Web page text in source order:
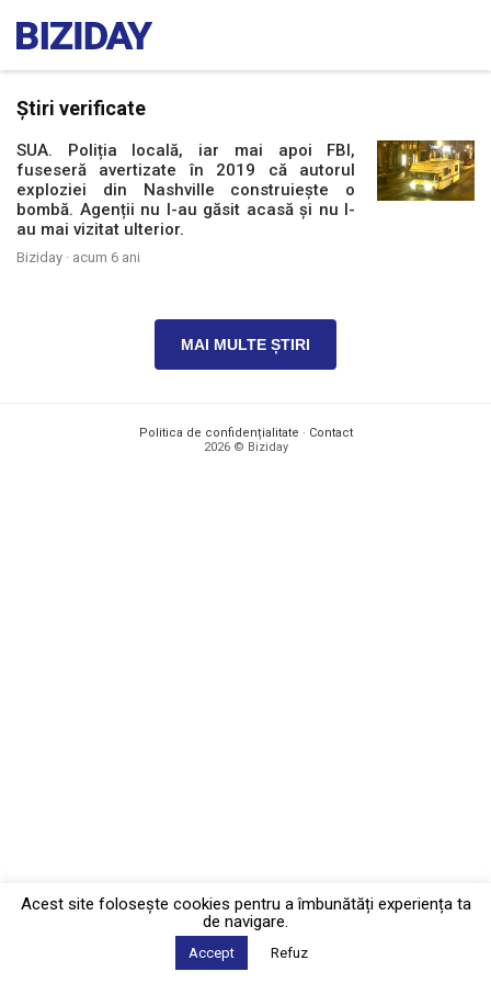
Știri verificate
SUA. Poliția locală, iar mai apoi FBI,
fuseseră avertizate în 2019 că autorul
exploziei din Nashville construiește o
bombă. Agenții nu l-au găsit acasă și nu l-
au mai vizitat ulterior.
Biziday · acum 6 ani
MAI MULTE ȘTIRI
Politica de confidențialitate · Contact
2026 © Biziday
Acest site foloseşte cookies pentru a îmbunătăți experiența ta
de navigare.
Accept Refuz